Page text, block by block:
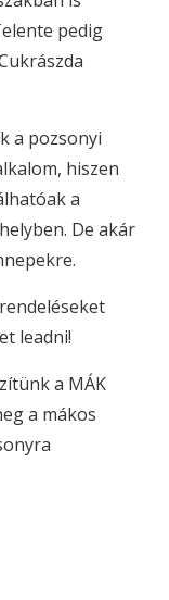
pedig
a pozsonyi
hiszen
a
De akár
leadni!
a MÁK
a mákos